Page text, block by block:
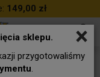
×
sklepu.
przygotowaliśmy
.
149,00 zł